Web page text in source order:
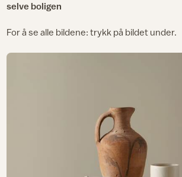
selve boligen
For å se alle bildene: trykk på bildet under.